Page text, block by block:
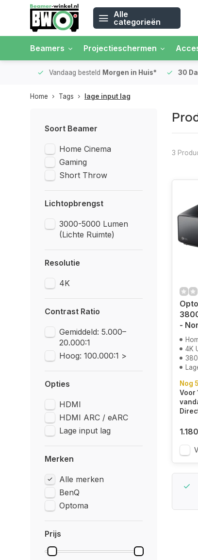
Alle
categorieën
Beamers Projectieschermen
Vandaag besteld Morgen in Huis* 30
Home Tags lage input lag
Soort Beamer
Home Cinema
Gaming
Short Throw
Lichtopbrengst
3000-5000 Lumen
(Lichte Ruimte)
Resolutie
4K
Contrast Ratio
Gemiddeld: 5.000–
20.000:1
Hoog: 100.000:1 >
Opties
HDMI
HDMI ARC / eARC
Lage input lag
Merken
Alle merken
BenQ
Optoma
Prijs
3
-
4K
Nog
Voor